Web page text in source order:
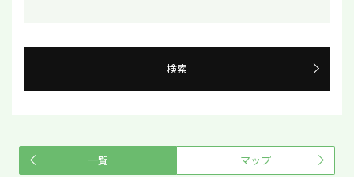
検索
一覧 マップ